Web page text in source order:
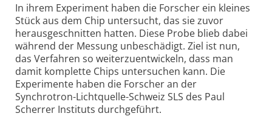
In ihrem Experiment haben die Forscher ein kleines
Stück aus dem Chip untersucht, das sie zuvor
heraus­geschnitten hatten. Diese Probe blieb dabei
während der Messung unbe­schädigt. Ziel ist nun,
das Verfahren so weiter­zuentwickeln, dass man
damit komplette Chips untersuchen kann. Die
Experimente haben die Forscher an der
Synchrotron-Licht­quelle-Schweiz SLS des Paul
Scherrer Instituts durchgeführt.